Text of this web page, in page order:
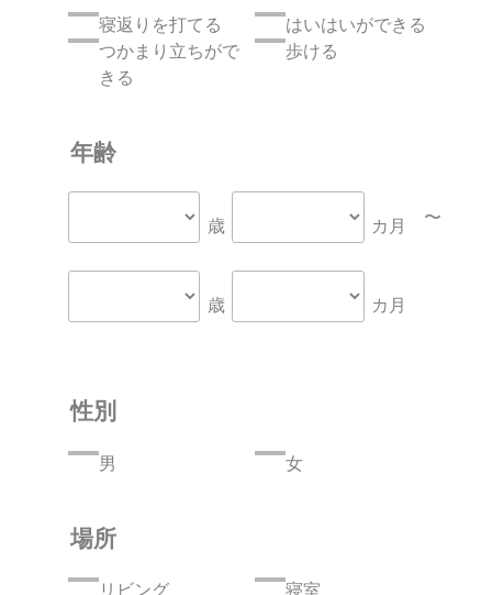
寝返りを打てる
はいはいができる
つかまり立ちがで
きる
歩ける
年齢
歳 カ月 〜
歳 カ月
性別
男 女
場所
リビング 寝室